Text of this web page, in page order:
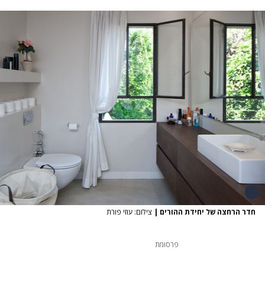
חדר הרחצה של יחידת ההורים | צילום: עוזי פורת
פרסומת